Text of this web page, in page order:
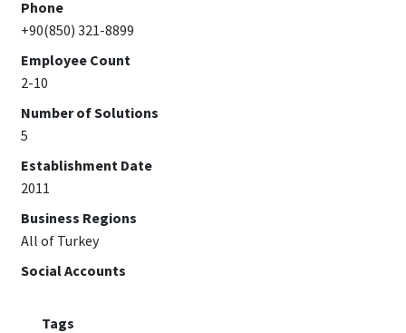
Phone
+90(850) 321-8899
Employee Count
2-10
Number of Solutions
5
Establishment Date
2011
Business Regions
All of Turkey
Social Accounts
Tags